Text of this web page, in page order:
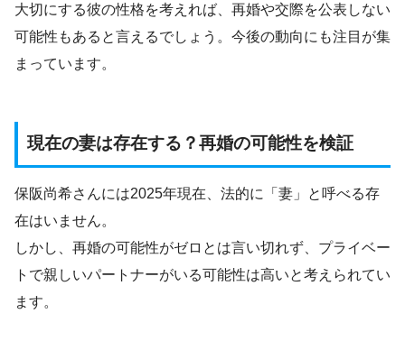
大切にする彼の性格を考えれば、再婚や交際を公表しない
可能性もあると言えるでしょう。今後の動向にも注目が集
まっています。
現在の妻は存在する？再婚の可能性を検証
保阪尚希さんには2025年現在、法的に「妻」と呼べる存
在はいません。
しかし、再婚の可能性がゼロとは言い切れず、プライベー
トで親しいパートナーがいる可能性は高いと考えられてい
ます。